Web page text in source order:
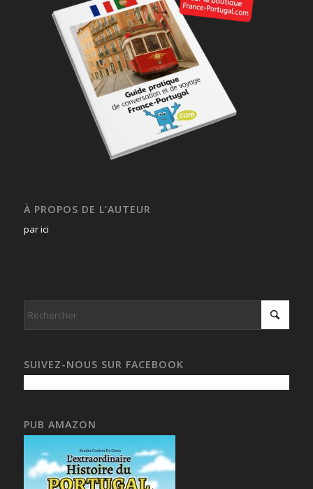
À PROPOS DE L’AUTEUR
par ici
SUIVEZ-NOUS SUR FACEBOOK
PUB AMAZON